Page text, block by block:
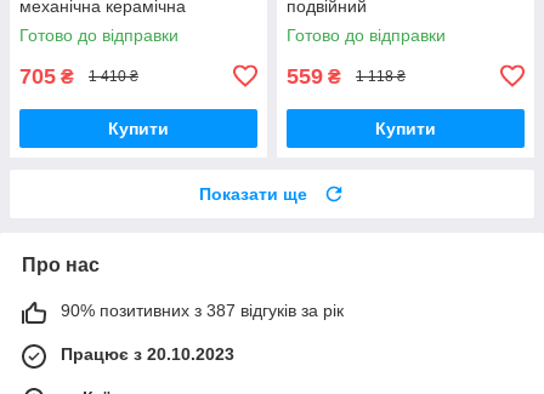
механічна керамічна
Готово до відправки
705 ₴ 1 410 ₴
Купити
подвійний
Готово до відправки
559 ₴ 1 118 ₴
Купити
Показати ще
Про нас
90% позитивних з 387 відгуків за рік
Працює з 20.10.2023